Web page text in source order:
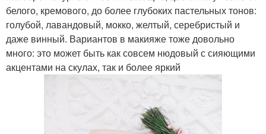
белого, кремового, до более глубоких пастельных тонов:
голубой, лавандовый, мокко, желтый, серебристый и
даже винный. Вариантов в макияже тоже довольно
много: это может быть как совсем нюдовый с сияющими
акцентами на скулах, так и более яркий